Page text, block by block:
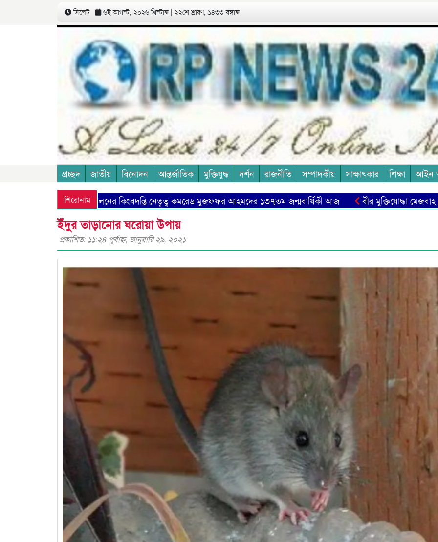
সিলেট ৬ই আগস্ট, ২০২৬ খ্রিস্টাব্দ | ২২শে শ্রাবণ, ১৪৩৩ বঙ্গাব্দ
প্রচ্ছদ জাতীয় বিনোদন আন্তর্জাতিক মুক্তিযুদ্ধ দর্শন রাজনীতি সম্পাদকীয় সাক্ষাৎকার শিক্ষা আইন
শিরোনাম
কমিউনিষ্ট আন্দোলনের কিংবদন্তি নেতৃত্ব কমরেড মুজফ্ফর আহমদের ১৩৭তম জন্মবার্ষিকী আজ বীর মুক্তিযোদ্ধা মেজবাহ
ইঁদুর তাড়ানোর ঘরোয়া উপায়
প্রকাশিত: ১১:২৪ পূর্বাহ্ণ, জানুয়ারি ২৯, ২০২১